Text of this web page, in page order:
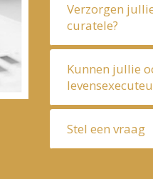
Verzorgen
curatele?
Kunnen jullie
Stel een vraag